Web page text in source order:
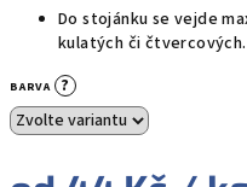
Do stojánku se vejde
kulatých či čtvercových.
BARVA ?